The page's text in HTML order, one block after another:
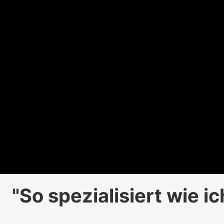
"So spezialisiert wie